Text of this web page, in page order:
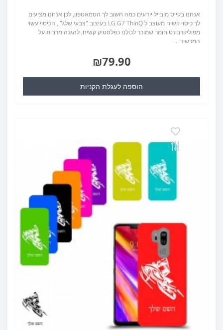
אנחנו בקייס מובייל יודעים כמה חשוב לך הסמאטפון, לכן אנחנו מציעים
לך כיסוי קשיח מעוצב ל LG G7 ThinQ בעיצוב "צבעי שלג" , הכיסוי עשוי
מפוליקרבונט חומר שמוכר לכולנו כפלסטיק קשיח, להגנה מרבית על
המכשיר ...
₪79.90
הוספה לעגלת הקניות